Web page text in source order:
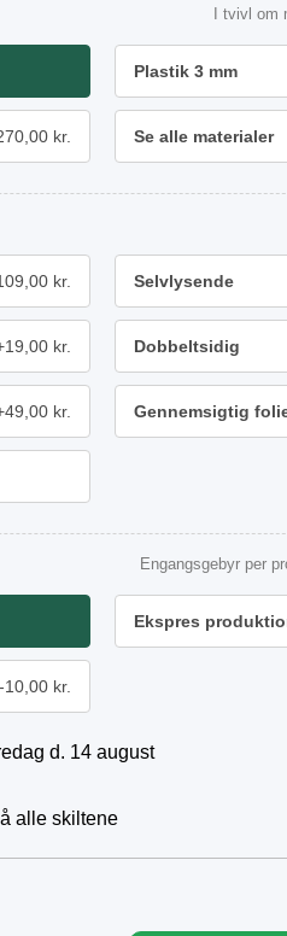
I tvivl om
Plastik 3 mm
kr. Se alle materialer
kr. Selvlysende
kr. Dobbeltsidig
kr. Gennemsigtig
Engangsgebyr per
Ekspres
-10,00 kr.
d. 14 august
alle skiltene